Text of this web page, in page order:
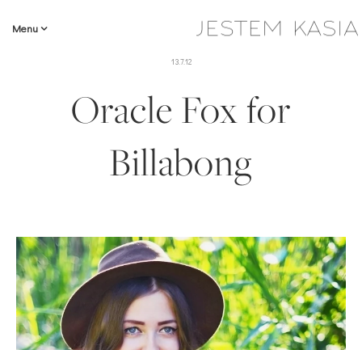
Menu
13.7.12
Oracle Fox for
Billabong